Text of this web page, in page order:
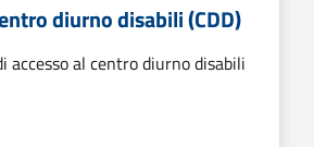
diurno disabili (CDD)
accesso al centro diurno disabili